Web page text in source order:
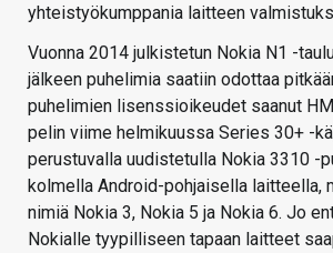
yhteistyökumppania laitteen
Vuonna 2014 julkistetun Nokia N1 -
jälkeen puhelimia saatiin odottaa
puhelimien lisenssioikeudet saanut
pelin viime helmikuussa Series 30+ -
perustuvalla uudistetulla Nokia 3310 -
kolmella Android-pohjaisella laitteella,
nimiä Nokia 3, Nokia 5 ja Nokia 6. Jo
Nokialle tyypilliseen tapaan laitteet